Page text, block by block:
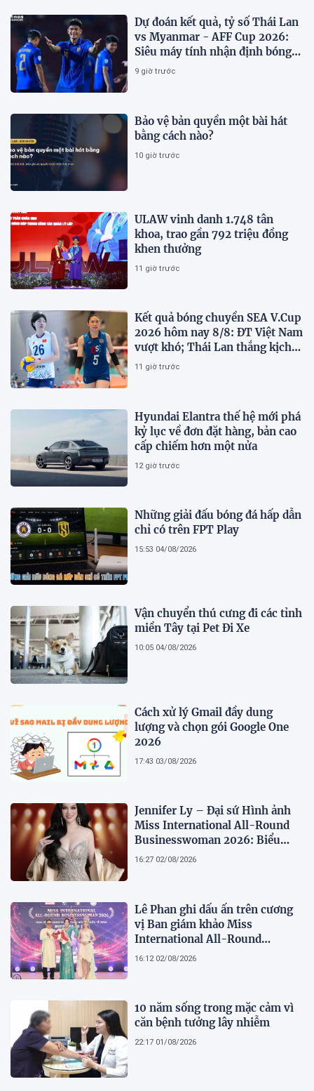
Dự đoán kết quả, tỷ số Thái Lan
vs Myanmar - AFF Cup 2026:
Siêu máy tính nhận định bóng
đá hôm nay 8/8
9 giờ trước
Bảo vệ bản quyền một bài hát
bằng cách nào?
10 giờ trước
ULAW vinh danh 1.748 tân
khoa, trao gần 792 triệu đồng
khen thưởng
11 giờ trước
Kết quả bóng chuyền SEA V.Cup
2026 hôm nay 8/8: ĐT Việt Nam
vượt khó; Thái Lan thắng kịch
tính
11 giờ trước
Hyundai Elantra thế hệ mới phá
kỷ lục về đơn đặt hàng, bản cao
cấp chiếm hơn một nửa
12 giờ trước
Những giải đấu bóng đá hấp dẫn
chỉ có trên FPT Play
15:53 04/08/2026
Vận chuyển thú cưng đi các tỉnh
miền Tây tại Pet Đi Xe
10:05 04/08/2026
Cách xử lý Gmail đầy dung
lượng và chọn gói Google One
2026
17:43 03/08/2026
Jennifer Ly – Đại sứ Hình ảnh
Miss International All-Round
Businesswoman 2026: Biểu
tượng của nhan sắc, trí tuệ và
16:27 02/08/2026
Lê Phan ghi dấu ấn trên cương
vị Ban giám khảo Miss
International All-Round
Businesswoman 2026: Thanh
16:12 02/08/2026
10 năm sống trong mặc cảm vì
căn bệnh tưởng lây nhiễm
22:17 01/08/2026